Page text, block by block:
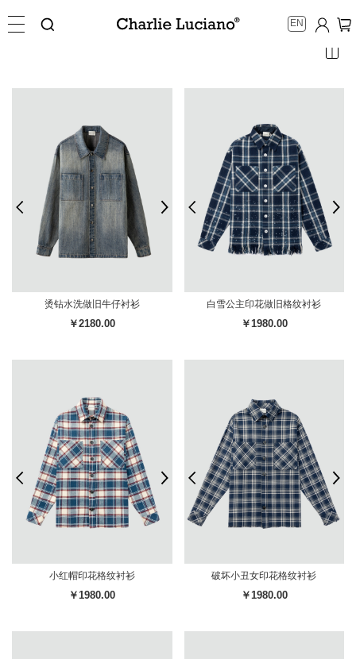
EN
烫钻水洗做旧牛仔衬衫
￥2180.00
白雪公主印花做旧格纹衬衫
￥1980.00
小红帽印花格纹衬衫
￥1980.00
破坏小丑女印花格纹衬衫
￥1980.00